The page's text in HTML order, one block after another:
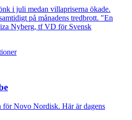
i juli medan villapriserna ökade.
på månadens tredbrott. "En
Nyberg, tf VD för Svensk
Novo Nordisk. Här är dagens